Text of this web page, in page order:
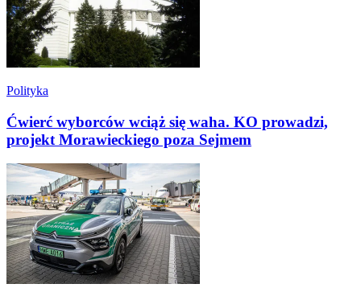
Polityka
Ćwierć wyborców wciąż się waha. KO prowadzi,
projekt Morawieckiego poza Sejmem